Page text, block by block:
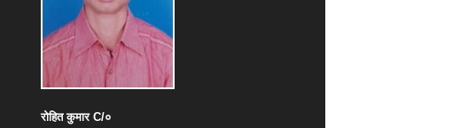
रोहित कुमारC/०